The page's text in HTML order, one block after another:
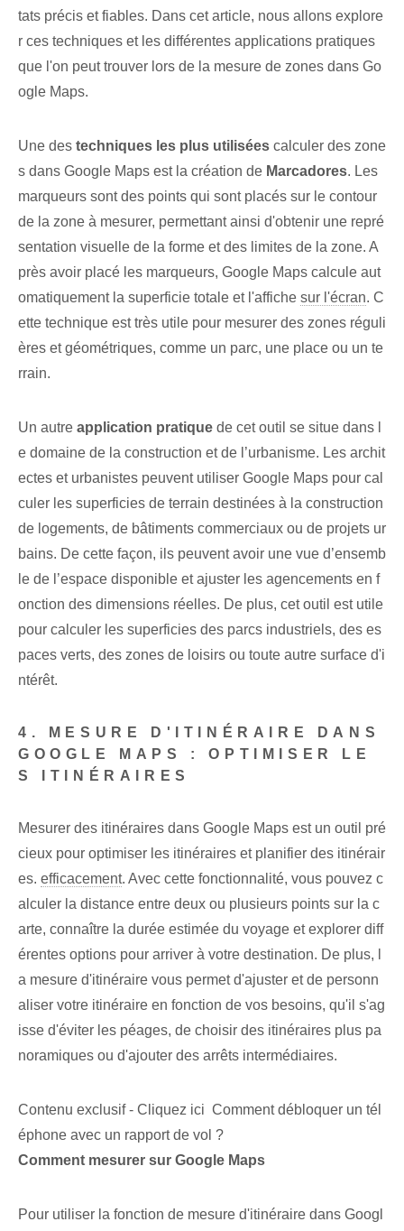
tats précis et fiables. Dans cet article, nous allons explore
r ces techniques et les différentes applications pratiques
que l'on peut trouver lors de la mesure de zones dans Go
ogle Maps.
Une des techniques les plus utilisées calculer des zone
s dans Google Maps est la création de Marcadores. Les
marqueurs sont des points qui sont placés sur le contour
de la zone à mesurer, permettant ainsi d'obtenir une repré
sentation visuelle de la forme et des limites de la zone. A
près avoir placé les marqueurs, Google Maps calcule aut
omatiquement la superficie totale et l'affiche sur l'écran. C
ette technique est très utile pour mesurer des zones réguli
ères et géométriques, comme un parc, une place ou un te
rrain.
Un autre application pratique de cet outil se situe dans l
e domaine de la construction et de l’urbanisme. Les archit
ectes et urbanistes peuvent utiliser Google Maps pour cal
culer les superficies de terrain destinées à la construction
de logements, de bâtiments commerciaux ou de projets ur
bains. De cette façon, ils peuvent avoir une vue d’ensemb
le de l’espace disponible et ajuster les agencements en f
onction des dimensions réelles. De plus, cet outil est utile
pour calculer les superficies des parcs industriels, des es
paces verts, des zones de loisirs ou toute autre surface d'i
ntérêt.
4. MESURE D'ITINÉRAIRE DANS
GOOGLE MAPS : OPTIMISER LE
S ITINÉRAIRES
Mesurer des itinéraires dans Google Maps est un outil pré
cieux pour optimiser les itinéraires et planifier des itinérair
es. efficacement. Avec cette fonctionnalité, vous pouvez c
alculer la distance entre deux ou plusieurs points sur la c
arte, connaître la durée estimée du voyage et explorer diff
érentes options pour arriver à votre destination. De plus, l
a mesure d'itinéraire vous permet d'ajuster et de personn
aliser votre itinéraire en fonction de vos besoins, qu'il s'ag
isse d'éviter les péages, de choisir des itinéraires plus pa
noramiques ou d'ajouter des arrêts intermédiaires.
Contenu exclusif - Cliquez ici Comment débloquer un tél
éphone avec un rapport de vol ?
Comment mesurer sur Google Maps
Pour utiliser la fonction de mesure d'itinéraire dans Googl